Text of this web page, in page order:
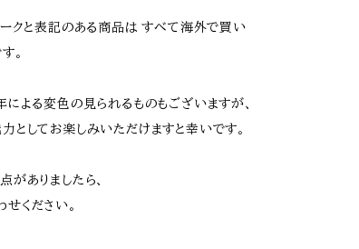
ークと表記のある商品は すべて海外で買い
。
による変色の見られるものもございますが、
としてお楽しみいただけますと幸いです。
がありましたら、
ください。